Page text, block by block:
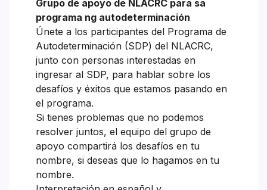
Grupo de apoyo de NLACRC para sa
programa ng autodeterminación
Únete a los participantes del Programa de
Autodeterminación (SDP) del NLACRC,
junto con personas interestadas en
ingresar al SDP, para hablar sobre los
desafíos y éxitos que estamos pasando en
el programa.
Si tienes problemas que no podemos
resolver juntos, el equipo del grupo de
apoyo compartirá los desafíos en tu
nombre, si deseas que lo hagamos en tu
nombre.